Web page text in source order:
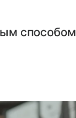
способом